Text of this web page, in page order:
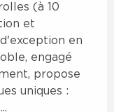
(à 10
et
en
engagé
propose
uniques :